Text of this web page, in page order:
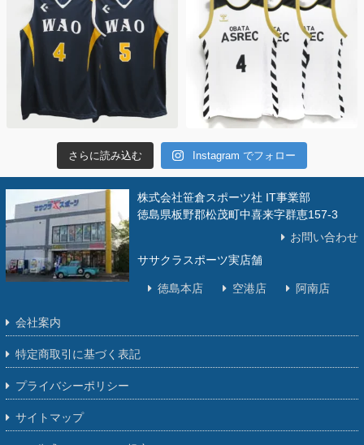
さらに読み込む Instagram でフォロー
株式会社笹倉スポーツ社 IT事業部
徳島県板野郡松茂町中喜来字群恵157-3
お問い合わせ
ササクラスポーツ実店舗
徳島本店 空港店 阿南店
会社案内
特定商取引に基づく表記
プライバシーポリシー
サイトマップ